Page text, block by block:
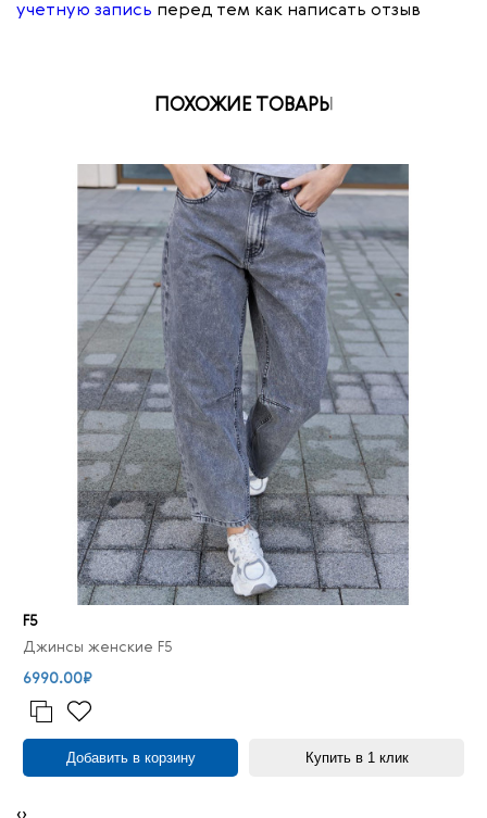
учетную запись перед тем как написать отзыв
ПОХОЖИЕ ТОВАРЫ
F5
Джинсы женские F5
6990.00₽
Добавить в корзину Купить в 1 клик